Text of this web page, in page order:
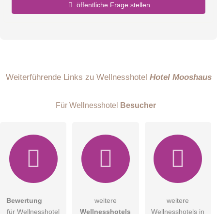
öffentliche Frage stellen
E-Mail-Adresse (wird nicht veröffentlicht)
Hiermit akzeptiere ich dieAGB
Weiterführende Links zu Wellnesshotel Hotel Mooshaus
Für Wellnesshotel Besucher
Bewertung
für Wellnesshotel
weitere
Wellnesshotels
weitere
Wellnesshotels in